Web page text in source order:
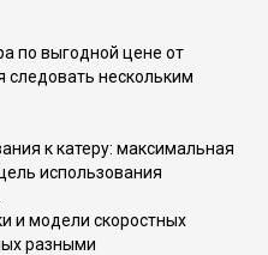
по выгодной цене от
следовать нескольким
к катеру: максимальная
использования
и модели скоростных
разными